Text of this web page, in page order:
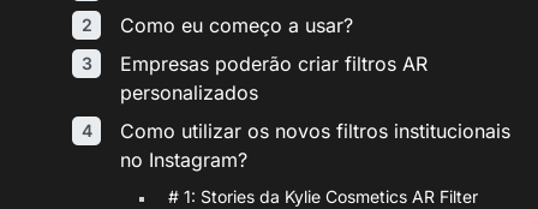
Como eu começo a usar?
Empresas poderão criar filtros AR
personalizados
Como utilizar os novos filtros institucionais
no Instagram?
# 1: Stories da Kylie Cosmetics AR Filter